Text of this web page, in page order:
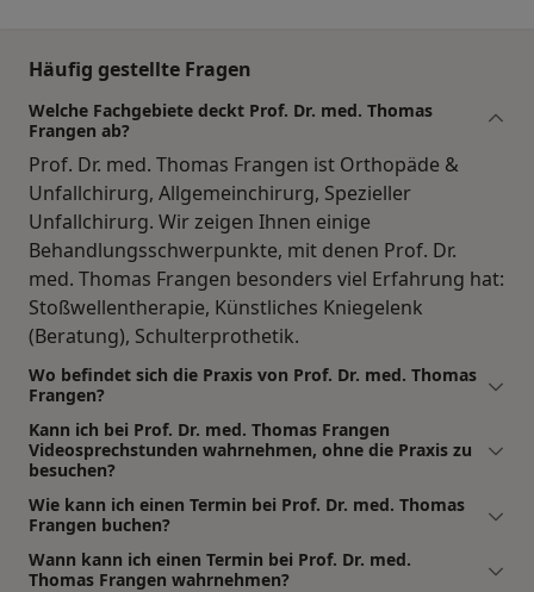
Häufig gestellte Fragen
Welche Fachgebiete deckt Prof. Dr. med. Thomas
Frangen ab?
Prof. Dr. med. Thomas Frangen ist Orthopäde &
Unfallchirurg, Allgemeinchirurg, Spezieller
Unfallchirurg. Wir zeigen Ihnen einige
Behandlungsschwerpunkte, mit denen Prof. Dr.
med. Thomas Frangen besonders viel Erfahrung hat:
Stoßwellentherapie, Künstliches Kniegelenk
(Beratung), Schulterprothetik.
Wo befindet sich die Praxis von Prof. Dr. med. Thomas
Frangen?
Kann ich bei Prof. Dr. med. Thomas Frangen
Videosprechstunden wahrnehmen, ohne die Praxis zu
besuchen?
Wie kann ich einen Termin bei Prof. Dr. med. Thomas
Frangen buchen?
Wann kann ich einen Termin bei Prof. Dr. med.
Thomas Frangen wahrnehmen?